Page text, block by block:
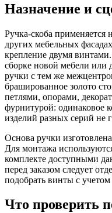
Назначение и
Ручка-скоба
других мебельных
крепление двумя
сборке новой мебели или
ручки с тем же
брашированное золото
петлями, опорами,
фурнитурой: одинаковое
изделий разных серий не
Основа ручки
Для монтажа
комплекте доступными
перед заказом следует
подобрать винты с
Что проверить